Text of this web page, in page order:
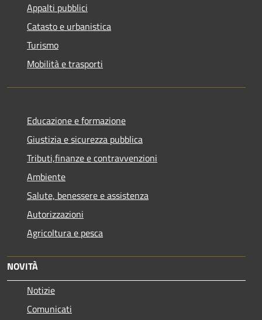
Appalti pubblici
Catasto e urbanistica
Turismo
Mobilità e trasporti
Educazione e formazione
Giustizia e sicurezza pubblica
Tributi,finanze e contravvenzioni
Ambiente
Salute, benessere e assistenza
Autorizzazioni
Agricoltura e pesca
NOVITÀ
Notizie
Comunicati